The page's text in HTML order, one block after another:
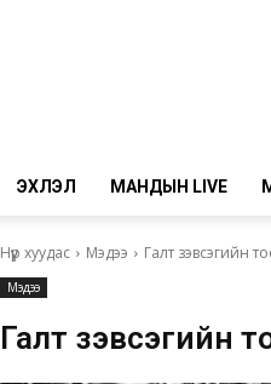
ЭХЛЭЛ МАНДЫН LIVE
Нүүр хуудас Мэдээ Галт зэвсэгийн
Мэдээ
Галт зэвсэгийн